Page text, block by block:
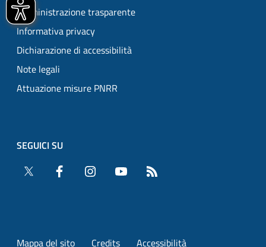
Amministrazione trasparente
Informativa privacy
Dichiarazione di accessibilità
Note legali
Attuazione misure PNRR
SEGUICI SU
Twitter
Facebook Instagram YouTube
Mappa del sito Credits Accessibilità